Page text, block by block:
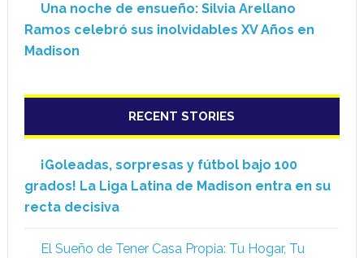
Una noche de ensueño: Silvia Arellano
Ramos celebró sus inolvidables XV Años en
Madison
RECENT STORIES
¡Goleadas, sorpresas y fútbol bajo 100
grados! La Liga Latina de Madison entra en su
recta decisiva
El Sueño de Tener Casa Propia: Tu Hogar, Tu